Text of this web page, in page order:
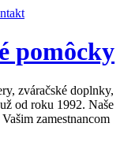
pomôcky
zváračské doplnky,
od roku 1992. Naše
zamestnancom